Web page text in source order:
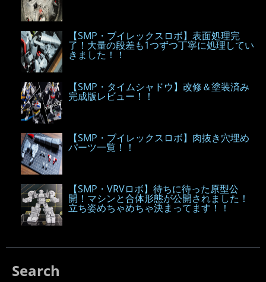
【SMP・ブイレックスロボ】表面処理完
了！大量の段差も1つずつ丁寧に処理してい
きました！！
【SMP・タイムシャドウ】改修＆塗装済み
完成版レビュー！！
【SMP・ブイレックスロボ】肉抜き穴埋め
パーツ一覧！！
【SMP・VRVロボ】待ちに待った原型公
開！マシンと合体形態が公開されました！
立ち姿めちゃめちゃ決まってます！！
Search